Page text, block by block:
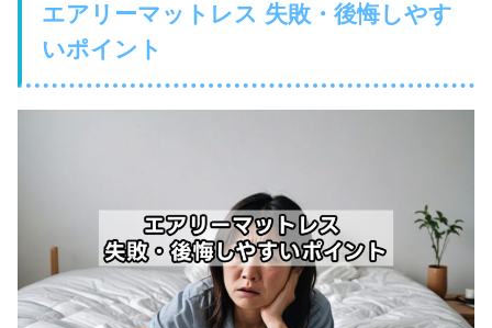
エアリーマットレス 失敗・後悔しやす
いポイント